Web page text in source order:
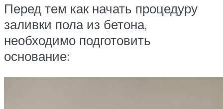
Перед тем как начать процедуру
заливки пола из бетона,
необходимо подготовить
основание: